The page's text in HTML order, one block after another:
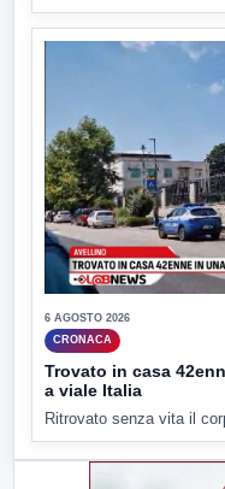
6 AGOSTO 2026
CRONACA
Trovato in casa
a viale Italia
Ritrovato senza vita il